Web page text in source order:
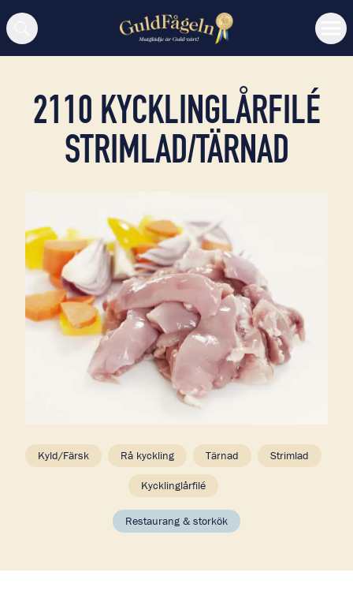
Sök
2110 KYCKLINGLÅRFILÉ
STRIMLAD/TÄRNAD
Kyld/Färsk Rå kyckling Tärnad Strimlad
Kycklinglårfilé
Restaurang & storkök